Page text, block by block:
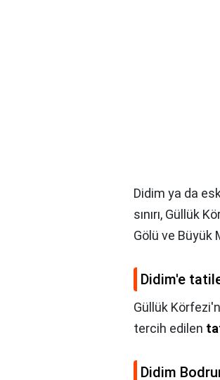
Didim ya da
sınırı, Güllük
Gölü ve Büyük
Didim'e
Güllük
tercih edilen
Didim